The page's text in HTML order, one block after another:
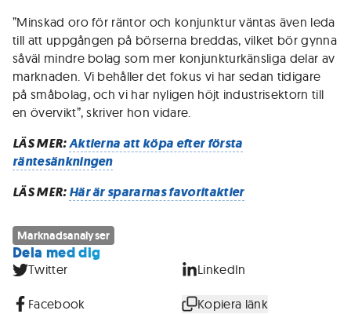
”Minskad oro för räntor och konjunktur väntas även leda
till att uppgången på börserna breddas, vilket bör gynna
såväl mindre bolag som mer konjunkturkänsliga delar av
marknaden. Vi behåller det fokus vi har sedan tidigare
på småbolag, och vi har nyligen höjt industrisektorn till
en övervikt”, skriver hon vidare.
LÄS MER:Aktierna att köpa efter första
räntesänkningen
LÄS MER:Här är spararnas favoritaktier
Marknadsanalyser
Dela med dig
Twitter LinkedIn
Facebook Kopiera länk